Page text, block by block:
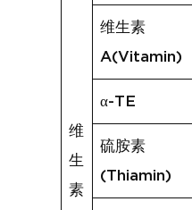
维
生
素
维生素
A(Vitamin)
α-TE
硫胺素
(Thiamin)